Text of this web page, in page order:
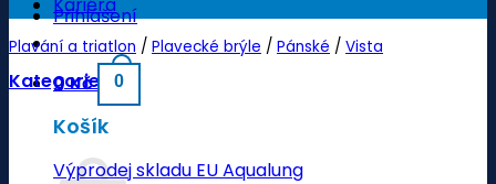
Přihlášení
0Kč 0
Košík
Plavání a triatlon / Plavecké brýle / Pánské / Vista
Kategorie
Výprodej skladu EU Aqualung